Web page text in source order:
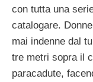
con tutta una
catalogare.
mai indenne dal
tre metri sopra il
paracadute,